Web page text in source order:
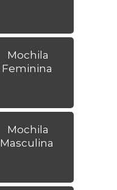
Mochila
Feminina
Mochila
Masculina